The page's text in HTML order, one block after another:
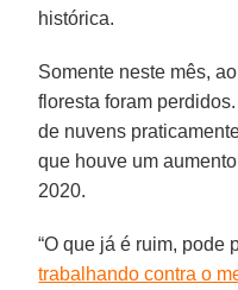
histórica.
Somente neste mês,
floresta foram
de nuvens
que houve um
2020.
“O que já é ruim, pode
trabalhando contra o